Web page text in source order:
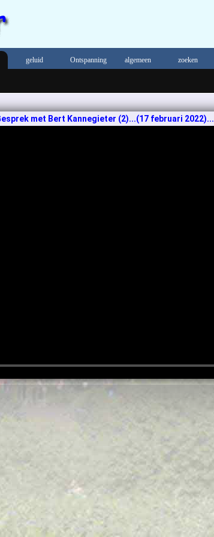
geluid Ontspanning algemeen zoeken
met Bert Kannegieter (2)...(17 februari 2022)...